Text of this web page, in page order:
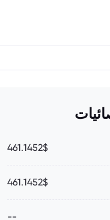
461.1452$
461.1452$
--